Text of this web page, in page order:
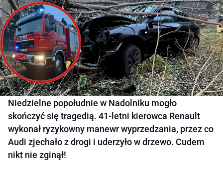
Niedzielne popołudnie w Nadolniku mogło
skończyć się tragedią. 41-letni kierowca Renault
wykonał ryzykowny manewr wyprzedzania, przez co
Audi zjechało z drogi i uderzyło w drzewo. Cudem
nikt nie zginął!